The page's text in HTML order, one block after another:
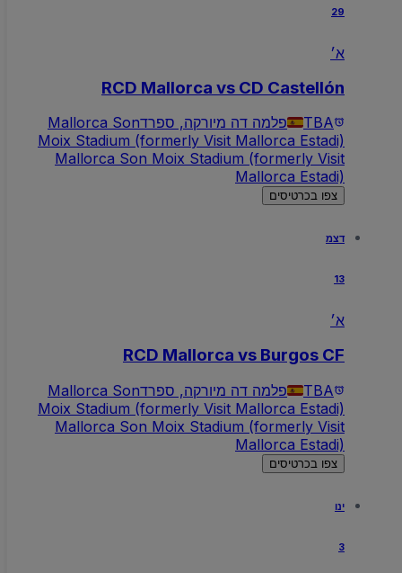
29
א׳
RCD Mallorca vs CD Castellón
TBA פלמה דה מיורקה, ספרדMallorca Son
Moix Stadium (formerly Visit Mallorca Estadi)
Mallorca Son Moix Stadium (formerly Visit
Mallorca Estadi)
צפו בכרטיסים
דצמ
א׳
RCD Mallorca vs Burgos CF
TBA פלמה דה מיורקה, ספרדMallorca Son
Moix Stadium (formerly Visit Mallorca Estadi)
Mallorca Son Moix Stadium (formerly Visit
Mallorca Estadi)
צפו בכרטיסים